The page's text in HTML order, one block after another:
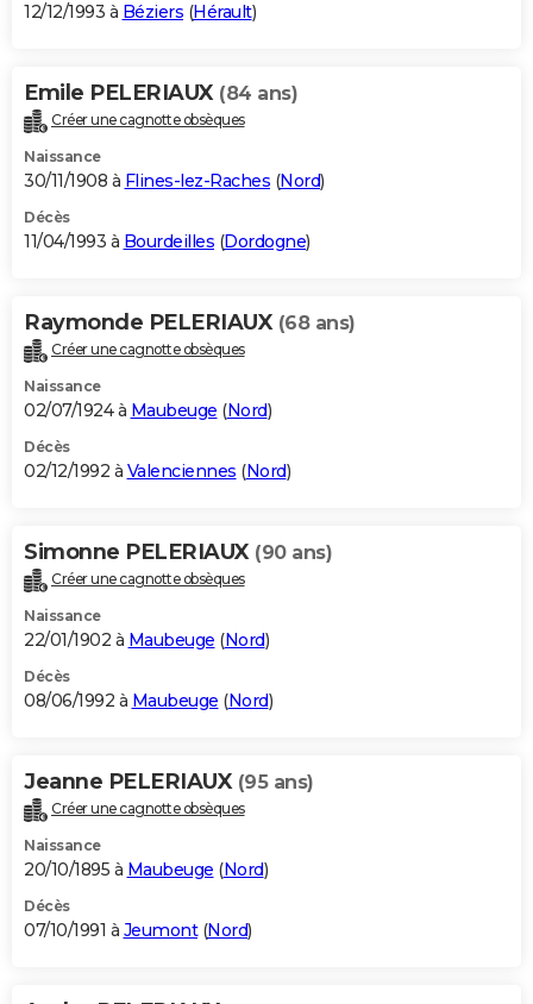
12/12/1993 à Béziers (Hérault)
Emile PELERIAUX (84 ans)
Créer une cagnotte obsèques
Naissance
30/11/1908 à Flines-lez-Raches (Nord)
Décès
11/04/1993 à Bourdeilles (Dordogne)
Raymonde PELERIAUX (68 ans)
Créer une cagnotte obsèques
Naissance
02/07/1924 à Maubeuge (Nord)
Décès
02/12/1992 à Valenciennes (Nord)
Simonne PELERIAUX (90 ans)
Créer une cagnotte obsèques
Naissance
22/01/1902 à Maubeuge (Nord)
Décès
08/06/1992 à Maubeuge (Nord)
Jeanne PELERIAUX (95 ans)
Créer une cagnotte obsèques
Naissance
20/10/1895 à Maubeuge (Nord)
Décès
07/10/1991 à Jeumont(Nord)